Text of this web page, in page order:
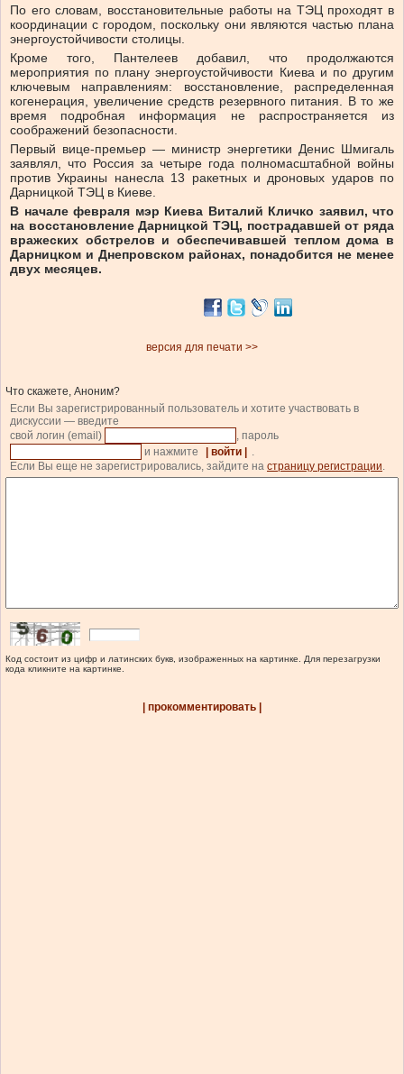
По его словам, восстановительные работы на ТЭЦ проходят в
координации с городом, поскольку они являются частью плана
энергоустойчивости столицы.
Кроме того, Пантелеев добавил, что продолжаются
мероприятия по плану энергоустойчивости Киева и по другим
ключевым направлениям: восстановление, распределенная
когенерация, увеличение средств резервного питания. В то же
время подробная информация не распространяется из
соображений безопасности.
Первый вице-премьер — министр энергетики Денис Шмигаль
заявлял, что Россия за четыре года полномасштабной войны
против Украины нанесла 13 ракетных и дроновых ударов по
Дарницкой ТЭЦ в Киеве.
В начале февраля мэр Киева Виталий Кличко заявил, что
на восстановление Дарницкой ТЭЦ, пострадавшей от ряда
вражеских обстрелов и обеспечивавшей теплом дома в
Дарницком и Днепровском районах, понадобится не менее
двух месяцев.
версия для печати >>
Что скажете, Аноним?
Если Вы зарегистрированный пользователь и хотите участвовать в
дискуссии — введите
свой логин (email)
, пароль
и нажмите
| войти |
.
Если Вы еще не зарегистрировались, зайдите на страницу регистрации.
Код состоит из цифр и латинских букв, изображенных на картинке. Для перезагрузки
кода кликните на картинке.
| прокомментировать |